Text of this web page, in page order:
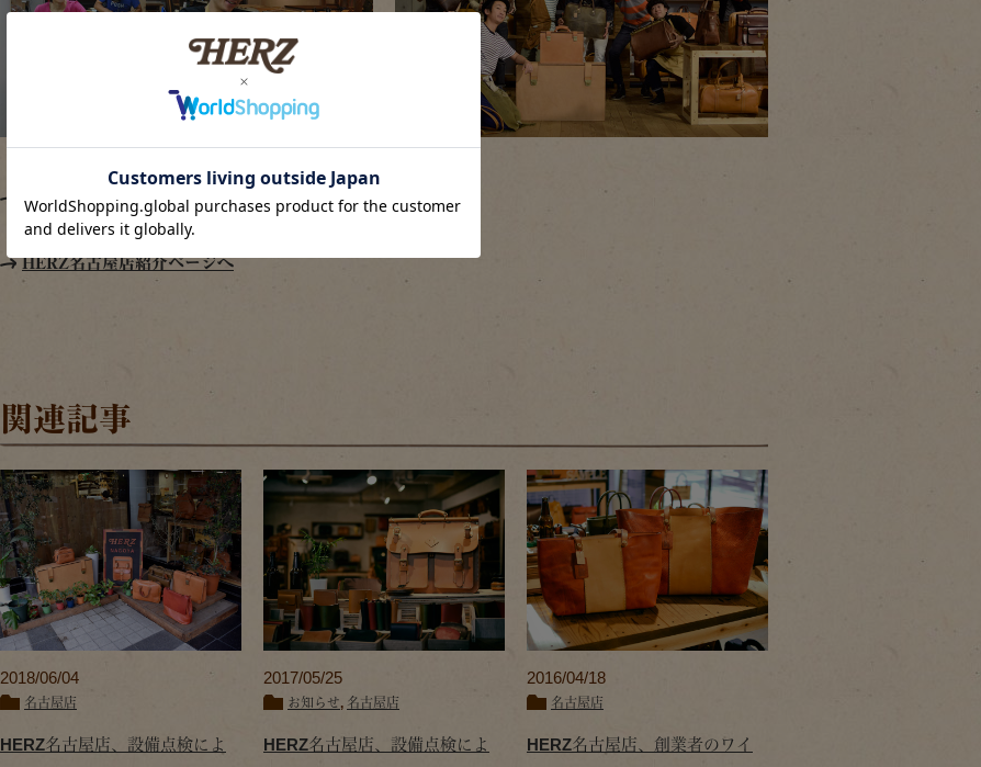
オープンまでの様子は名古屋ブログをご覧下さい
HERZ名古屋店紹介ページへ
関連記事
2018/06/04
名古屋店
HERZ名古屋店、設備点検によ
2017/05/25
お知らせ, 名古屋店
HERZ名古屋店、設備点検によ
2016/04/18
名古屋店
HERZ名古屋店、創業者のワイ